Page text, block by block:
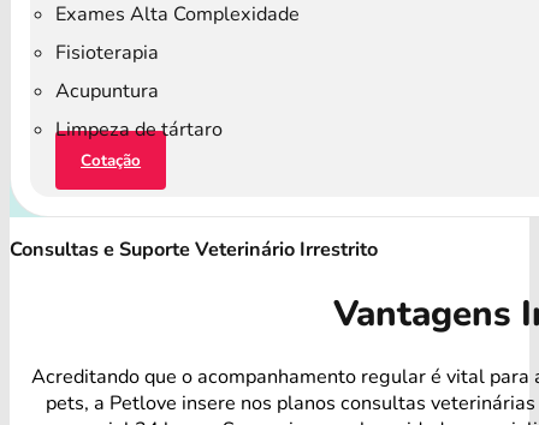
Exames Alta Complexidade
Fisioterapia
Acupuntura
Limpeza de tártaro
Cotação
Consultas e Suporte Veterinário Irrestrito
Vantagens
Acreditando que o acompanhamento regular é vital para
pets, a Petlove insere nos planos consultas